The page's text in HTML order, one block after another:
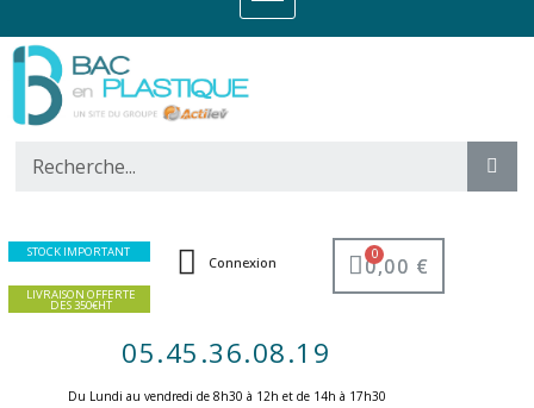
STOCK IMPORTANT
LIVRAISON OFFERTE
DES 350€HT
Connexion 0,00 €
05.45.36.08.19
Du Lundi au vendredi de 8h30 à 12h et de 14h à 17h30 ​